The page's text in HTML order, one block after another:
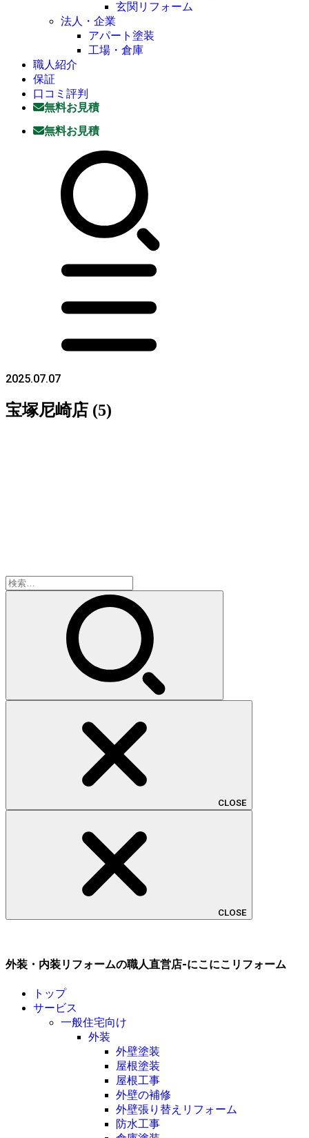
玄関リフォーム
法人・企業
アパート塗装
工場・倉庫
職人紹介
保証
口コミ評判
無料お見積
無料お見積
2025.07.07
宝塚尼崎店 (5)
検
索:
CLOSE
CLOSE
外装・内装リフォームの職人直営店-にこにこリフォーム
トップ
サービス
一般住宅向け
外装
外壁塗装
屋根塗装
屋根工事
外壁の補修
外壁張り替えリフォーム
防水工事